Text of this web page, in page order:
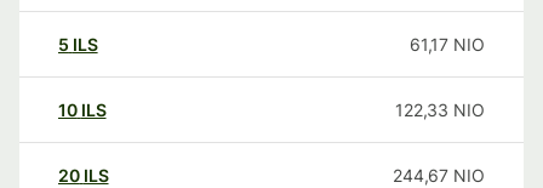
5 ILS 61,17 NIO
10 ILS 122,33 NIO
20 ILS 244,67 NIO